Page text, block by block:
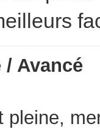
/ Avancé
pleine,